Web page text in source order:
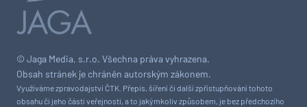
© Jaga Media, s.r.o. Všechna práva vyhrazena.
Obsah stránek je chráněn autorským zákonem.
Využíváme zpravodajství ČTK. Přepis, šíření či další zpřístupňování tohoto
obsahu či jeho části veřejnosti, a to jakýmkoliv způsobem, je bez předchozího